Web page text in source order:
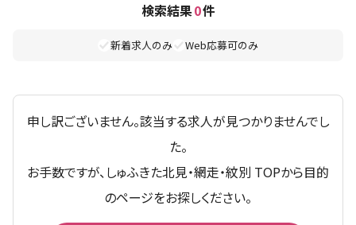
検索結果0件
新着求人のみ Web応募可のみ
申し訳ございません。該当する求人が見つかりませんでし
た。
お手数ですが、しゅふきた北見・網走・紋別 TOPから目的
のページをお探しください。